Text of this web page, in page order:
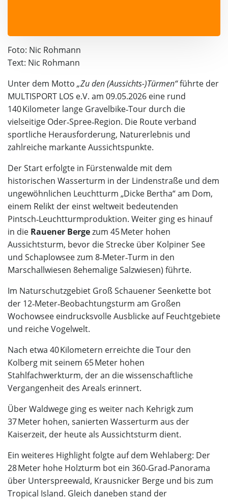
Foto: Nic Rohmann
Text: Nic Rohmann
Unter dem Motto „Zu den (Aussichts-)Türmen“führte der
MULTISPORT LOS e.V. am 09.05.2026 eine rund
140 Kilometer lange Gravelbike‑Tour durch die
vielseitige Oder‑Spree‑Region. Die Route verband
sportliche Herausforderung, Naturerlebnis und
zahlreiche markante Aussichtspunkte.
Der Start erfolgte in Fürstenwalde mit dem
historischen Wasserturm in der Lindenstraße und dem
ungewöhnlichen Leuchtturm „Dicke Bertha“ am Dom,
einem Relikt der einst weltweit bedeutenden
Pintsch‑Leuchtturmproduktion. Weiter ging es hinauf
in die Rauener Bergezum 45 Meter hohen
Aussichtsturm, bevor die Strecke über Kolpiner See
und Schaplowsee zum 8‑Meter‑Turm in den
Marschallwiesen 8ehemalige Salzwiesen) führte.
Im Naturschutzgebiet Groß Schauener Seenkette bot
der 12‑Meter‑Beobachtungsturm am Großen
Wochowsee eindrucksvolle Ausblicke auf Feuchtgebiete
und reiche Vogelwelt.
Nach etwa 40 Kilometern erreichte die Tour den
Kolberg mit seinem 65 Meter hohen
Stahlfachwerkturm, der an die wissenschaftliche
Vergangenheit des Areals erinnert.
Über Waldwege ging es weiter nach Kehrigk zum
37 Meter hohen, sanierten Wasserturm aus der
Kaiserzeit, der heute als Aussichtsturm dient.
Ein weiteres Highlight folgte auf dem Wehlaberg: Der
28 Meter hohe Holzturm bot ein 360‑Grad‑Panorama
über Unterspreewald, Krausnicker Berge und bis zum
Tropical Island. Gleich daneben stand der